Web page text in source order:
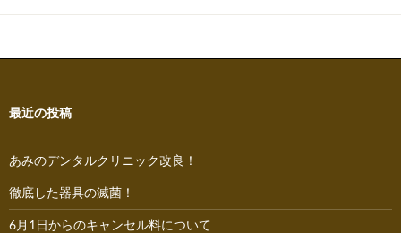
最近の投稿
あみのデンタルクリニック改良！
徹底した器具の滅菌！
6月1日からのキャンセル料について